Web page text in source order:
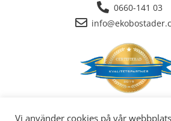
0660-141 03
Vi använder cookies på vår